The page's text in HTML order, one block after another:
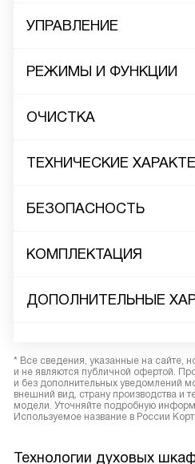
УПРАВЛЕНИЕ
РЕЖИМЫ И ФУНКЦИИ
ОЧИСТКА
ТЕХНИЧЕСКИЕ
БЕЗОПАСНОСТЬ
КОМПЛЕКТАЦИЯ
ДОПОЛНИТЕЛЬНЫЕ
* Все сведения, указанные на сайте,
и не являются публичной офертой.
и без дополнительных уведомлений
внешний вид, страну производства и
модели. Уточняйте подробную
Используемое название в России
Технологии духовых